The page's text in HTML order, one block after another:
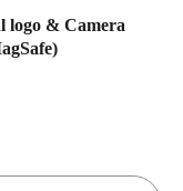
logo & Camera